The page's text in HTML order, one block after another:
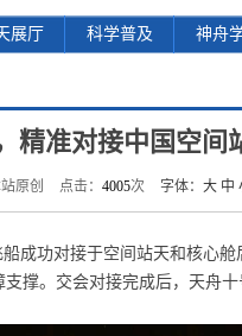
展厅 科学普及 神舟
精准对接中国空间
原创 点击： 4005次 字体： 大 中
成功对接于空间站天和核心
撑。交会对接完成后，天舟十